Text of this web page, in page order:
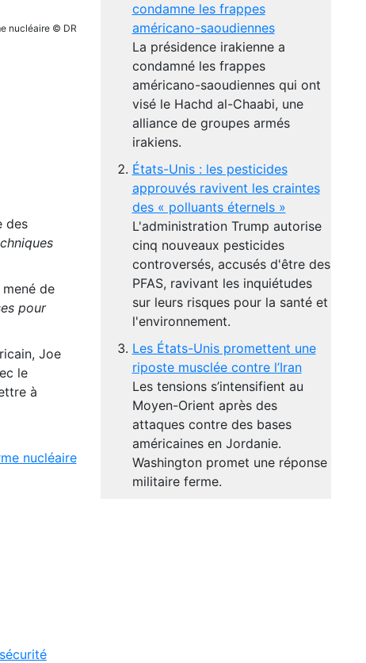
nucléaire © DR
des
de
pour
Joe
le
à
nucléaire
condamne les frappes
américano-saoudiennes
La présidence irakienne a
condamné les frappes
américano-saoudiennes qui ont
visé le Hachd al-Chaabi, une
alliance de groupes armés
irakiens.
États-Unis : les pesticides
approuvés ravivent les craintes
des « polluants éternels »
L'administration Trump autorise
cinq nouveaux pesticides
controversés, accusés d'être des
PFAS, ravivant les inquiétudes
sur leurs risques pour la santé et
l'environnement.
Les États-Unis promettent une
riposte musclée contre l’Iran
Les tensions s’intensifient au
Moyen-Orient après des
attaques contre des bases
américaines en Jordanie.
Washington promet une réponse
militaire ferme.